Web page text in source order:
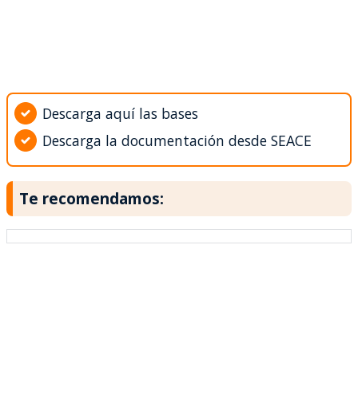
Descarga aquí las bases
Descarga la documentación desde SEACE
Te recomendamos: